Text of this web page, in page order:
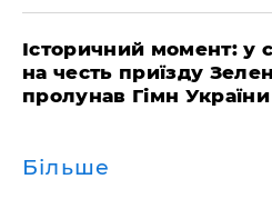
Історичний момент: у
на честь приїзду
пролунав Гімн України
Більше